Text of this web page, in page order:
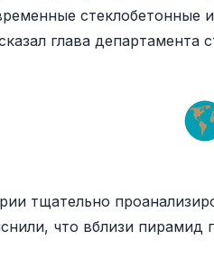
стеклобетонные
глава
тщательно
что вблизи пирамид